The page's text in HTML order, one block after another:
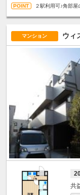
２駅利用可♪角部
マンション ウィ